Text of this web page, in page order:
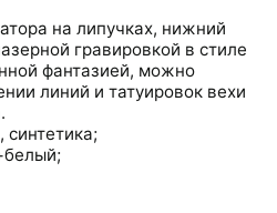
на липучках, нижний
гравировкой в стиле
фантазией, можно
линий и татуировок вехи
синтетика;